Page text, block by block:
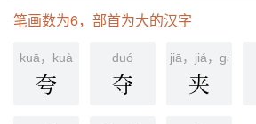
笔画数为6，部首为大的汉字
kuā，kuà
夸
duó
夺
jiā，jiá，gā，xiá
夹